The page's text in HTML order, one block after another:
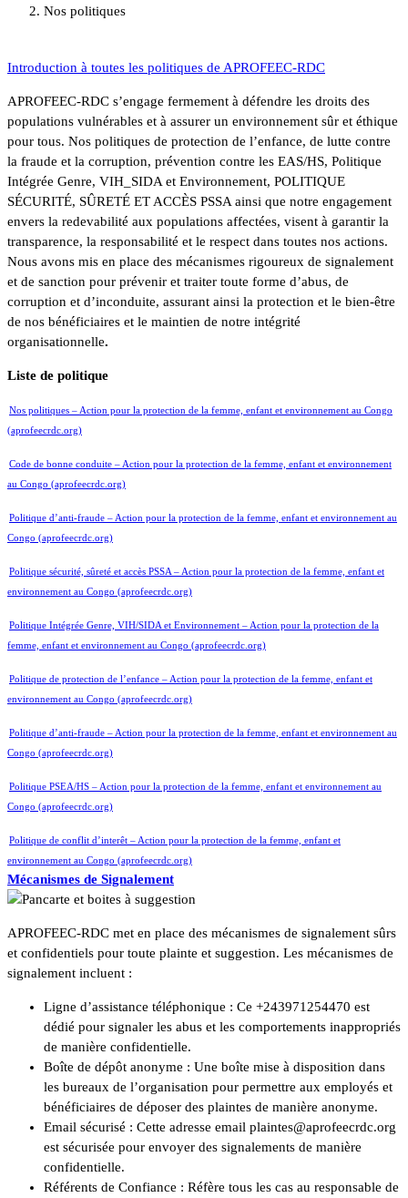
Nos politiques
Introduction à toutes les politiques de APROFEEC-RDC
APROFEEC-RDC s’engage fermement à défendre les droits des
populations vulnérables et à assurer un environnement sûr et éthique
pour tous. Nos politiques de protection de l’enfance, de lutte contre
la fraude et la corruption, prévention contre les EAS/HS, Politique
Intégrée Genre, VIH_SIDA et Environnement, POLITIQUE
SÉCURITÉ, SÛRETÉ ET ACCÈS PSSA ainsi que notre engagement
envers la redevabilité aux populations affectées, visent à garantir la
transparence, la responsabilité et le respect dans toutes nos actions.
Nous avons mis en place des mécanismes rigoureux de signalement
et de sanction pour prévenir et traiter toute forme d’abus, de
corruption et d’inconduite, assurant ainsi la protection et le bien-être
de nos bénéficiaires et le maintien de notre intégrité
organisationnelle.
Liste de politique
Nos politiques – Action pour la protection de la femme, enfant et environnement au Congo
(aprofeecrdc.org)
Code de bonne conduite – Action pour la protection de la femme, enfant et environnement
au Congo (aprofeecrdc.org)
Politique d’anti-fraude – Action pour la protection de la femme, enfant et environnement au
Congo (aprofeecrdc.org)
Politique sécurité, sûreté et accès PSSA – Action pour la protection de la femme, enfant et
environnement au Congo (aprofeecrdc.org)
Politique Intégrée Genre, VIH/SIDA et Environnement – Action pour la protection de la
femme, enfant et environnement au Congo (aprofeecrdc.org)
Politique de protection de l’enfance – Action pour la protection de la femme, enfant et
environnement au Congo (aprofeecrdc.org)
Politique d’anti-fraude – Action pour la protection de la femme, enfant et environnement au
Congo (aprofeecrdc.org)
Politique PSEA/HS – Action pour la protection de la femme, enfant et environnement au
Congo (aprofeecrdc.org)
Politique de conflit d’interêt – Action pour la protection de la femme, enfant et
environnement au Congo (aprofeecrdc.org)
Mécanismes de Signalement
APROFEEC-RDC met en place des mécanismes de signalement sûrs
et confidentiels pour toute plainte et suggestion. Les mécanismes de
signalement incluent :
Ligne d’assistance téléphonique : Ce +243971254470 est
dédié pour signaler les abus et les comportements inappropriés
de manière confidentielle.
Boîte de dépôt anonyme : Une boîte mise à disposition dans
les bureaux de l’organisation pour permettre aux employés et
bénéficiaires de déposer des plaintes de manière anonyme.
Email sécurisé : Cette adresse email plaintes@aprofeecrdc.org
est sécurisée pour envoyer des signalements de manière
confidentielle.
Référents de Confiance : Réfère tous les cas au responsable de